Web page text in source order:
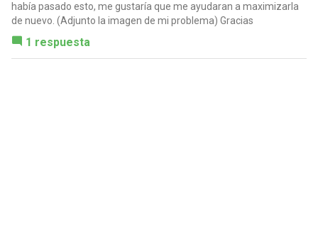
había pasado esto, me gustaría que me ayudaran a maximizarla
de nuevo. (Adjunto la imagen de mi problema) Gracias
1 respuesta